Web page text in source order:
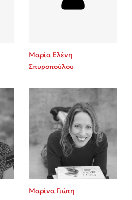
Ξενάκης
της ζωής σου
Κρομμύδας
μου είσαι εσύ
Μαρία Ελένη
Σπυροπούλου
Μαρίνα Γιώτη